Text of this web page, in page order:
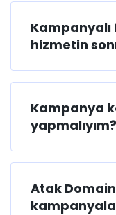
hizmetin
Kampanya
yapmalıyım?
Atak